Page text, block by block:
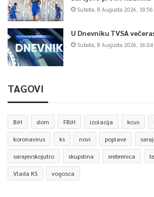
Subota, 8 Augusta 2026, 18:56
U Dnevniku TVSA
Subota, 8 Augusta 2026, 16:04
TAGOVI
BiH dom FBiH izolacija kcus
koronavirus ks novi poplave
sarajevskojutro skupstina srebrenica
Vlada KS vogosca